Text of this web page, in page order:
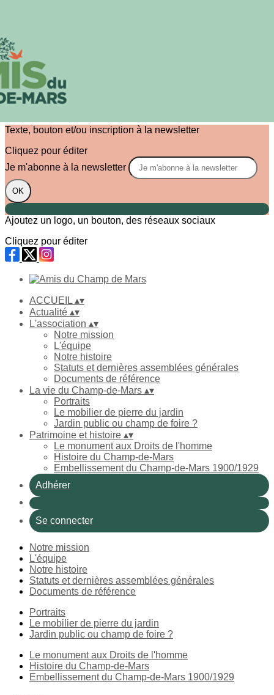
Menu
Images de la page d'accueil
Texte, bouton et/ou inscription à la newsletter
Cliquez pour éditer
Je m'abonne à la newsletter
OK
Ajoutez un logo, un bouton, des réseaux sociaux
Cliquez pour éditer
ACCUEIL ▴▾
Actualité ▴▾
L'association ▴▾
Notre mission
L'équipe
Notre histoire
Statuts et dernières assemblées générales
Documents de référence
La vie du Champ-de-Mars ▴▾
Portraits
Le mobilier de pierre du jardin
Jardin public ou champ de foire ?
Patrimoine et histoire ▴▾
Le monument aux Droits de l'homme
Histoire du Champ-de-Mars
Embellissement du Champ-de-Mars 1900/1929
Adhérer
Se connecter
Notre mission
L'équipe
Notre histoire
Statuts et dernières assemblées générales
Documents de référence
Portraits
Le mobilier de pierre du jardin
Jardin public ou champ de foire ?
Le monument aux Droits de l'homme
Histoire du Champ-de-Mars
Embellissement du Champ-de-Mars 1900/1929